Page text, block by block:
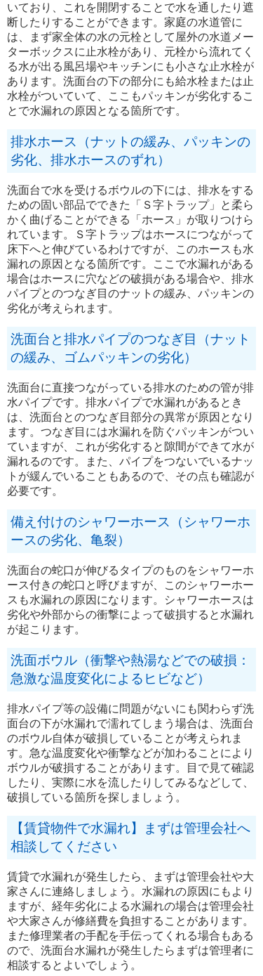
いており、これを開閉することで水を通したり遮
断したりすることができます。家庭の水道管に
は、まず家全体の水の元栓として屋外の水道メー
ターボックスに止水栓があり、元栓から流れてく
る水が出る風呂場やキッチンにも小さな止水栓が
あります。洗面台の下の部分にも給水栓または止
水栓がついていて、ここもパッキンが劣化するこ
とで水漏れの原因となる箇所です。
排水ホース（ナットの緩み、パッキンの
劣化、排水ホースのずれ）
洗面台で水を受けるボウルの下には、排水をする
ための固い部品でできた「Ｓ字トラップ」と柔ら
かく曲げることができる「ホース」が取りつけら
れています。Ｓ字トラップはホースにつながって
床下へと伸びているわけですが、このホースも水
漏れの原因となる箇所です。ここで水漏れがある
場合はホースに穴などの破損がある場合や、排水
パイプとのつなぎ目のナットの緩み、パッキンの
劣化が考えられます。
洗面台と排水パイプのつなぎ目（ナット
の緩み、ゴムパッキンの劣化）
洗面台に直接つながっている排水のための管が排
水パイプです。排水パイプで水漏れがあるとき
は、洗面台とのつなぎ目部分の異常が原因となり
ます。つなぎ目には水漏れを防ぐパッキンがつい
ていますが、これが劣化すると隙間ができて水が
漏れるのです。また、パイプをつないでいるナッ
トが緩んでいることもあるので、その点も確認が
必要です。
備え付けのシャワーホース（シャワーホ
ースの劣化、亀裂）
洗面台の蛇口が伸びるタイプのものをシャワーホ
ース付きの蛇口と呼びますが、このシャワーホー
スも水漏れの原因になります。シャワーホースは
劣化や外部からの衝撃によって破損すると水漏れ
が起こります。
洗面ボウル（衝撃や熱湯などでの破損：
急激な温度変化によるヒビなど）
排水パイプ等の設備に問題がないにも関わらず洗
面台の下が水漏れで濡れてしまう場合は、洗面台
のボウル自体が破損していることが考えられま
す。急な温度変化や衝撃などが加わることにより
ボウルが破損することがあります。目で見て確認
したり、実際に水を流したりしてみるなどして、
破損している箇所を探しましょう。
【賃貸物件で水漏れ】まずは管理会社へ
相談してください
賃貸で水漏れが発生したら、まずは管理会社や大
家さんに連絡しましょう。水漏れの原因にもより
ますが、経年劣化による水漏れの場合は管理会社
や大家さんが修繕費を負担することがあります。
また修理業者の手配を手伝ってくれる場合もある
ので、洗面台水漏れが発生したらまずは管理者に
相談するとよいでしょう。